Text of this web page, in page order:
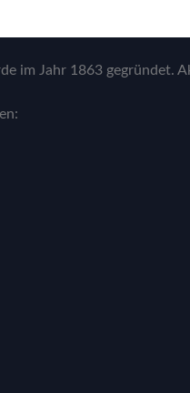
im Jahr 1863 gegründet.